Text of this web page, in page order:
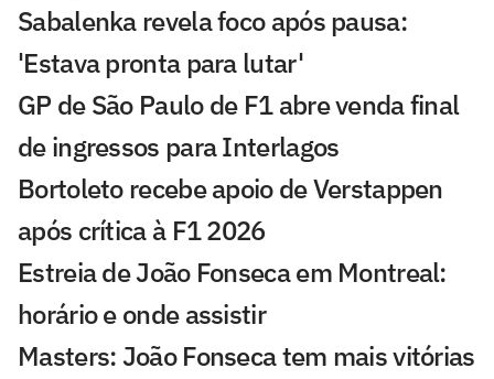
Sabalenka revela foco após pausa:
'Estava pronta para lutar'
GP de São Paulo de F1 abre venda final
de ingressos para Interlagos
Bortoleto recebe apoio de Verstappen
após crítica à F1 2026
Estreia de João Fonseca em Montreal:
horário e onde assistir
Masters: João Fonseca tem mais vitórias